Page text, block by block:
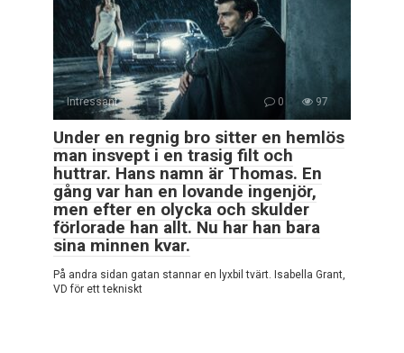
Intressant 0 97
Under en regnig bro sitter en hemlös
man insvept i en trasig filt och
huttrar. Hans namn är Thomas. En
gång var han en lovande ingenjör,
men efter en olycka och skulder
förlorade han allt. Nu har han bara
sina minnen kvar.
På andra sidan gatan stannar en lyxbil tvärt. Isabella Grant,
VD för ett tekniskt